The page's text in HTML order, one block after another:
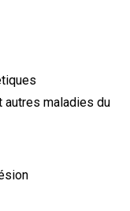
autres maladies du